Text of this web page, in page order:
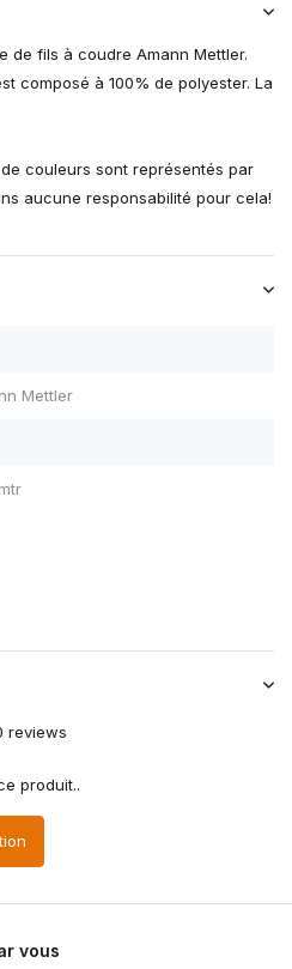
de fils à coudre Amann Mettler.
composé à 100% de polyester. La
couleurs sont représentés par
aucune responsabilité pour cela!
Mettler
reviews
produit..
vous